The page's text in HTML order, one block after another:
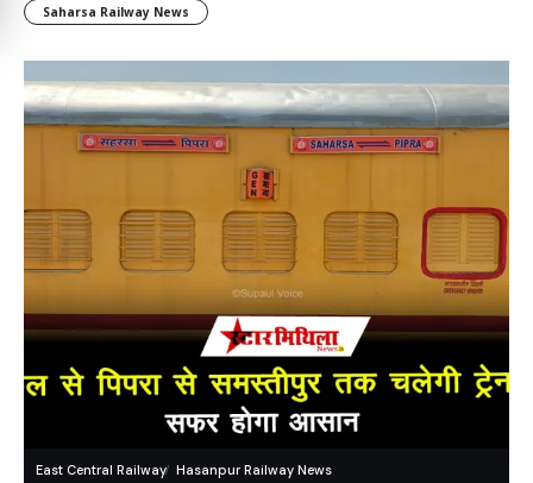
Saharsa Railway News
East Central Railway Hasanpur Railway News